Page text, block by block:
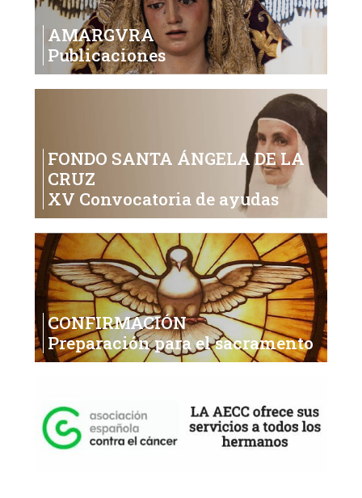
AMARGVRA
Publicaciones
FONDO SANTA ÁNGELA DE LA
CRUZ
XV Convocatoria de ayudas
CONFIRMACIÓN
Preparación para el sacramento